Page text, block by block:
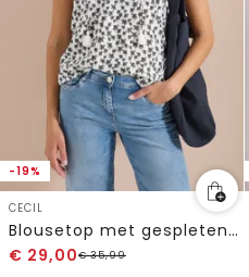
-19%
CECIL
Blousetop met gespleten hals en palmboomprint
€ 29,00€35,99